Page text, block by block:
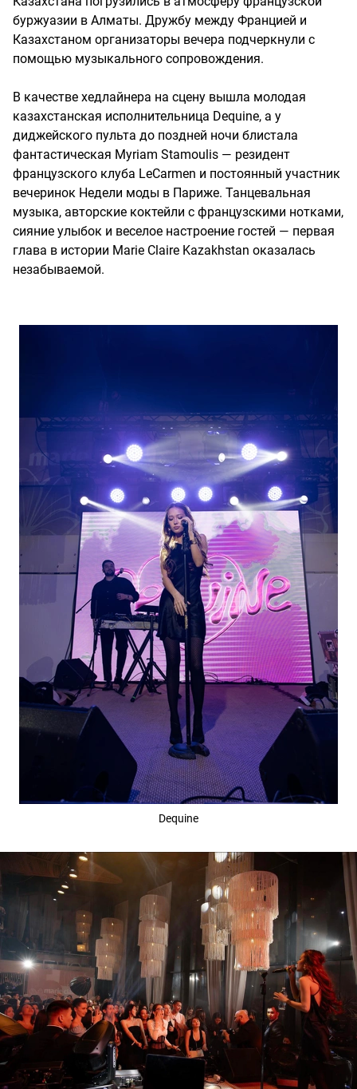
буржуазии в Алматы. Дружбу между Францией и
Казахстаном организаторы вечера подчеркнули с
помощью музыкального сопровождения.
В качестве хедлайнера на сцену вышла молодая
казахстанская исполнительница Dequine, а у
диджейского пульта до поздней ночи блистала
фантастическая Myriam Stamoulis — резидент
французского клуба LeCarmen и постоянный участник
вечеринок Недели моды в Париже. Танцевальная
музыка, авторские коктейли с французскими нотками,
сияние улыбок и веселое настроение гостей — первая
глава в истории Marie Claire Kazakhstan оказалась
незабываемой.
Dequine